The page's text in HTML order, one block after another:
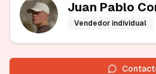
Juan Pablo
Vendedor individual